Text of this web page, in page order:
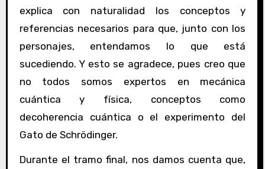
explica con naturalidad los conceptos y
referencias necesarios para que, junto con los
personajes, entendamos lo que está
sucediendo. Y esto se agradece, pues creo que
no todos somos expertos en mecánica
cuántica y física, conceptos como
decoherencia cuántica o el experimento del
Gato de Schrödinger.
Durante el tramo final, nos damos cuenta que,